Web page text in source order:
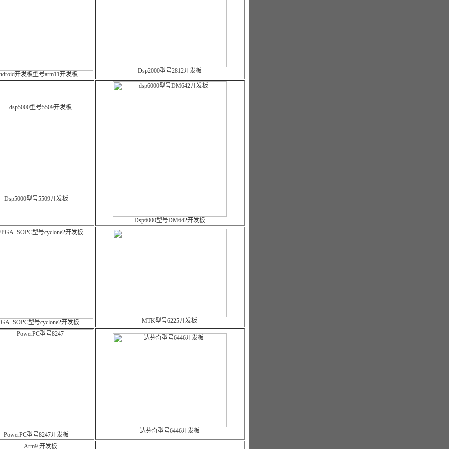
开发板型号arm11开发板 Dsp2000型号2812开发板
Dsp5000型号5509开发板
Dsp6000型号DM642开发板
型号cyclone2开发板 MTK型号6225开发板
PowerPC型号8247开发板
达芬奇型号6446开发板